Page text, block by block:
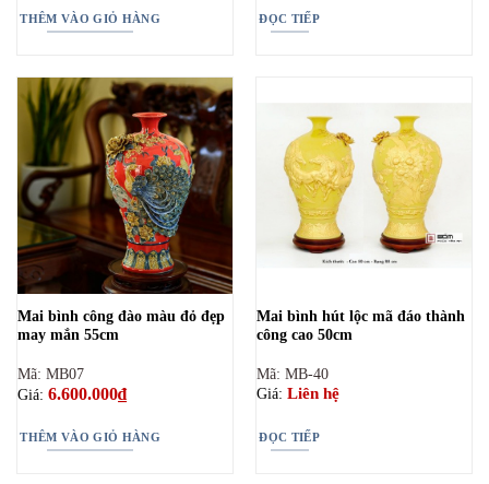
THÊM VÀO GIỎ HÀNG ĐỌC TIẾP
Mai bình công đào màu đỏ đẹp
may mắn 55cm
Mã: MB07
Giá: 6.600.000₫
THÊM VÀO GIỎ HÀNG
Mai bình hút lộc mã đáo thành
công cao 50cm
Mã: MB-40
Giá: Liên hệ
ĐỌC TIẾP